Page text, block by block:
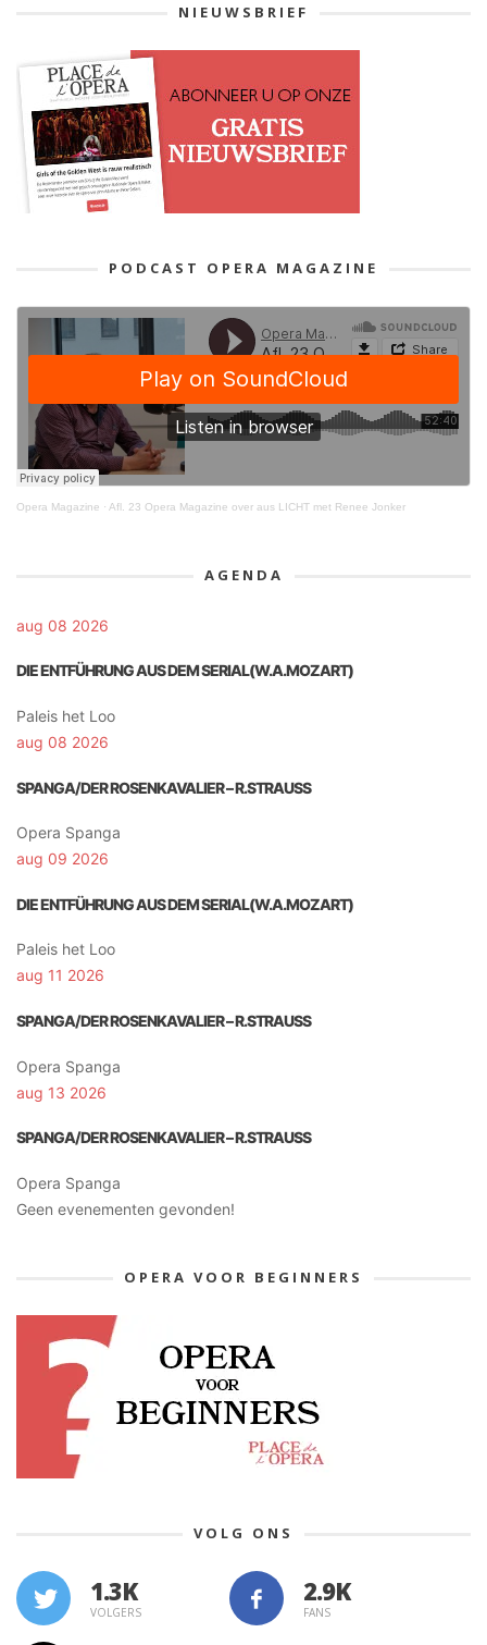
NIEUWSBRIEF
PODCAST OPERA MAGAZINE
Opera Magazine · Afl. 23 Opera Magazine over aus LICHT met Renee Jonker
AGENDA
aug 08 2026
DIE ENTFÜHRUNG AUS DEM SERIAL(W.A.MOZART)
Paleis het Loo
aug 08 2026
SPANGA/DER ROSENKAVALIER – R.STRAUSS
Opera Spanga
aug 09 2026
DIE ENTFÜHRUNG AUS DEM SERIAL(W.A.MOZART)
Paleis het Loo
aug 11 2026
SPANGA/DER ROSENKAVALIER – R.STRAUSS
Opera Spanga
aug 13 2026
SPANGA/DER ROSENKAVALIER – R.STRAUSS
Opera Spanga
Geen evenementen gevonden!
OPERA VOOR BEGINNERS
VOLG ONS
1.3K
VOLGERS FANS